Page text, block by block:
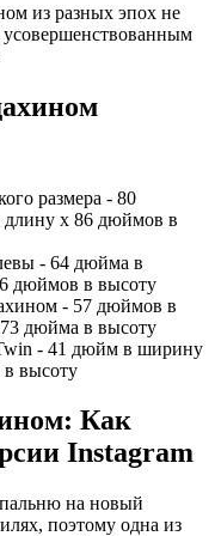
из разных эпох не
усовершенствованным
размера - 80
x 86 дюймов в
- 64 дюйма в
дюймов в высоту
- 57 дюймов в
дюйма в высоту
- 41 дюйм в ширину
высоту
Как
Instagram
на новый
поэтому одна из